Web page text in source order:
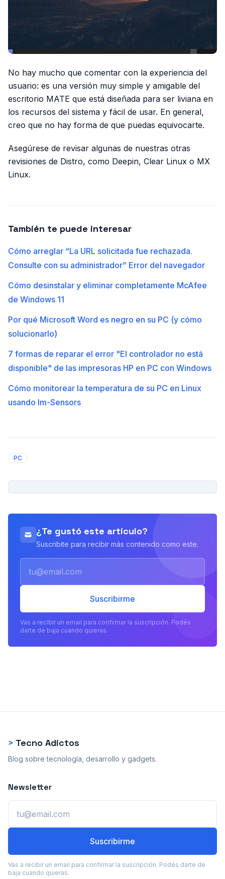
No hay mucho que comentar con la experiencia del
usuario: es una versión muy simple y amigable del
escritorio MATE que está diseñada para ser liviana en
los recursos del sistema y fácil de usar. En general,
creo que no hay forma de que puedas equivocarte.
Asegúrese de revisar algunas de nuestras otras
revisiones de Distro, como Deepin, Clear Linux o MX
Linux.
También te puede interesar
Cómo arreglar “La URL solicitada fue rechazada.
Consulte con su administrador” Error del navegador
Cómo desinstalar y eliminar completamente McAfee
de Windows 11
Por qué Microsoft Word es negro en su PC (y cómo
solucionarlo)
7 formas de reparar el error "El controlador no está
disponible" de las impresoras HP en PC con Windows
Cómo monitorear la temperatura de su PC en Linux
usando lm-Sensors
PC
¿Te gustó este artículo?
Suscribite para recibir más contenido como este.
Suscribirme
Vas a recibir un email para confirmar la suscripción. Podés
darte de baja cuando quieras.
> Tecno Adictos
Blog sobre tecnología, desarrollo y gadgets.
Newsletter
Suscribirme
Vas a recibir un email para confirmar la suscripción. Podés darte de
baja cuando quieras.